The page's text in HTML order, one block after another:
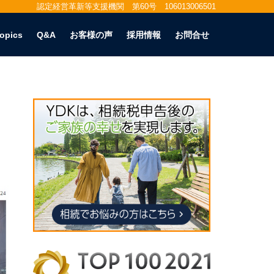
認定経営革新等支援機関 第60号 106013006501
Q&A お客様の声 採用情報 お問合せ